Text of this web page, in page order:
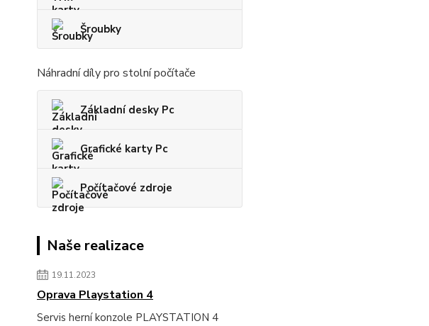
Šroubky
Náhradní díly pro stolní počítače
Základní desky Pc
Grafické karty Pc
Počítačové zdroje
Naše realizace
19.11.2023
Oprava Playstation 4
Servis herní konzole PLAYSTATION 4